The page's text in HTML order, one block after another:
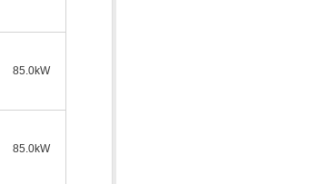
85.0kW
85.0kW